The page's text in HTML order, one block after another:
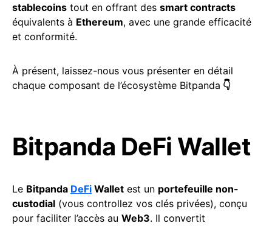
stablecoins tout en offrant des smart contracts
équivalents à Ethereum, avec une grande efficacité
et conformité.
À présent, laissez-nous vous présenter en détail
chaque composant de l’écosystème Bitpanda 👇
Bitpanda DeFi Wallet
Le Bitpanda DeFi Wallet est un portefeuille non-
custodial (vous controllez vos clés privées), conçu
pour faciliter l’accès au Web3. Il convertit